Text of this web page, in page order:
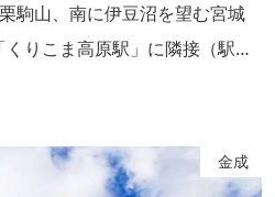
駒山、南に伊豆沼を望む宮城
りこま高原駅」に隣接（駅よ
の起点としてご利用いただけ
いう絶好のロケーションにあり
金成